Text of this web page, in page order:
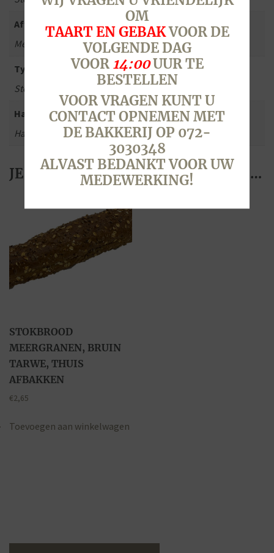
Afwerking
Meergranen
Type brood
Stokbrood & Borrelbrood
Hard of zacht
Hard
JE ZOU OOK KUNNEN HOUDEN VAN …
STOKBROOD
MEERGRANEN, BRUIN
TARWE, THUIS
AFBAKKEN
€2,65
Toevoegen aan winkelwagen
OM
TAART EN GEBAKVOOR DE
VOLGENDE DAG
VOOR 14:00UUR TE
BESTELLEN
VOOR VRAGEN KUNT U
CONTACT OPNEMEN MET
DE BAKKERIJ OP 072-
3030348
ALVAST BEDANKT VOOR UW
MEDEWERKING!